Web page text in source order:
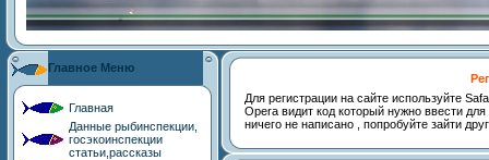
Главное Меню
Главная
Данные рыбинспекции,
госэкоинспекции
статьи,рассказы
Для регистрации на сайте используйте
Opera видит код который нужно ввести
ничего не написано , попробуйте зайти